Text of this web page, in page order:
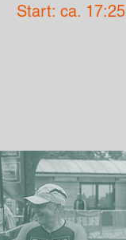
Start: ca. 17:25